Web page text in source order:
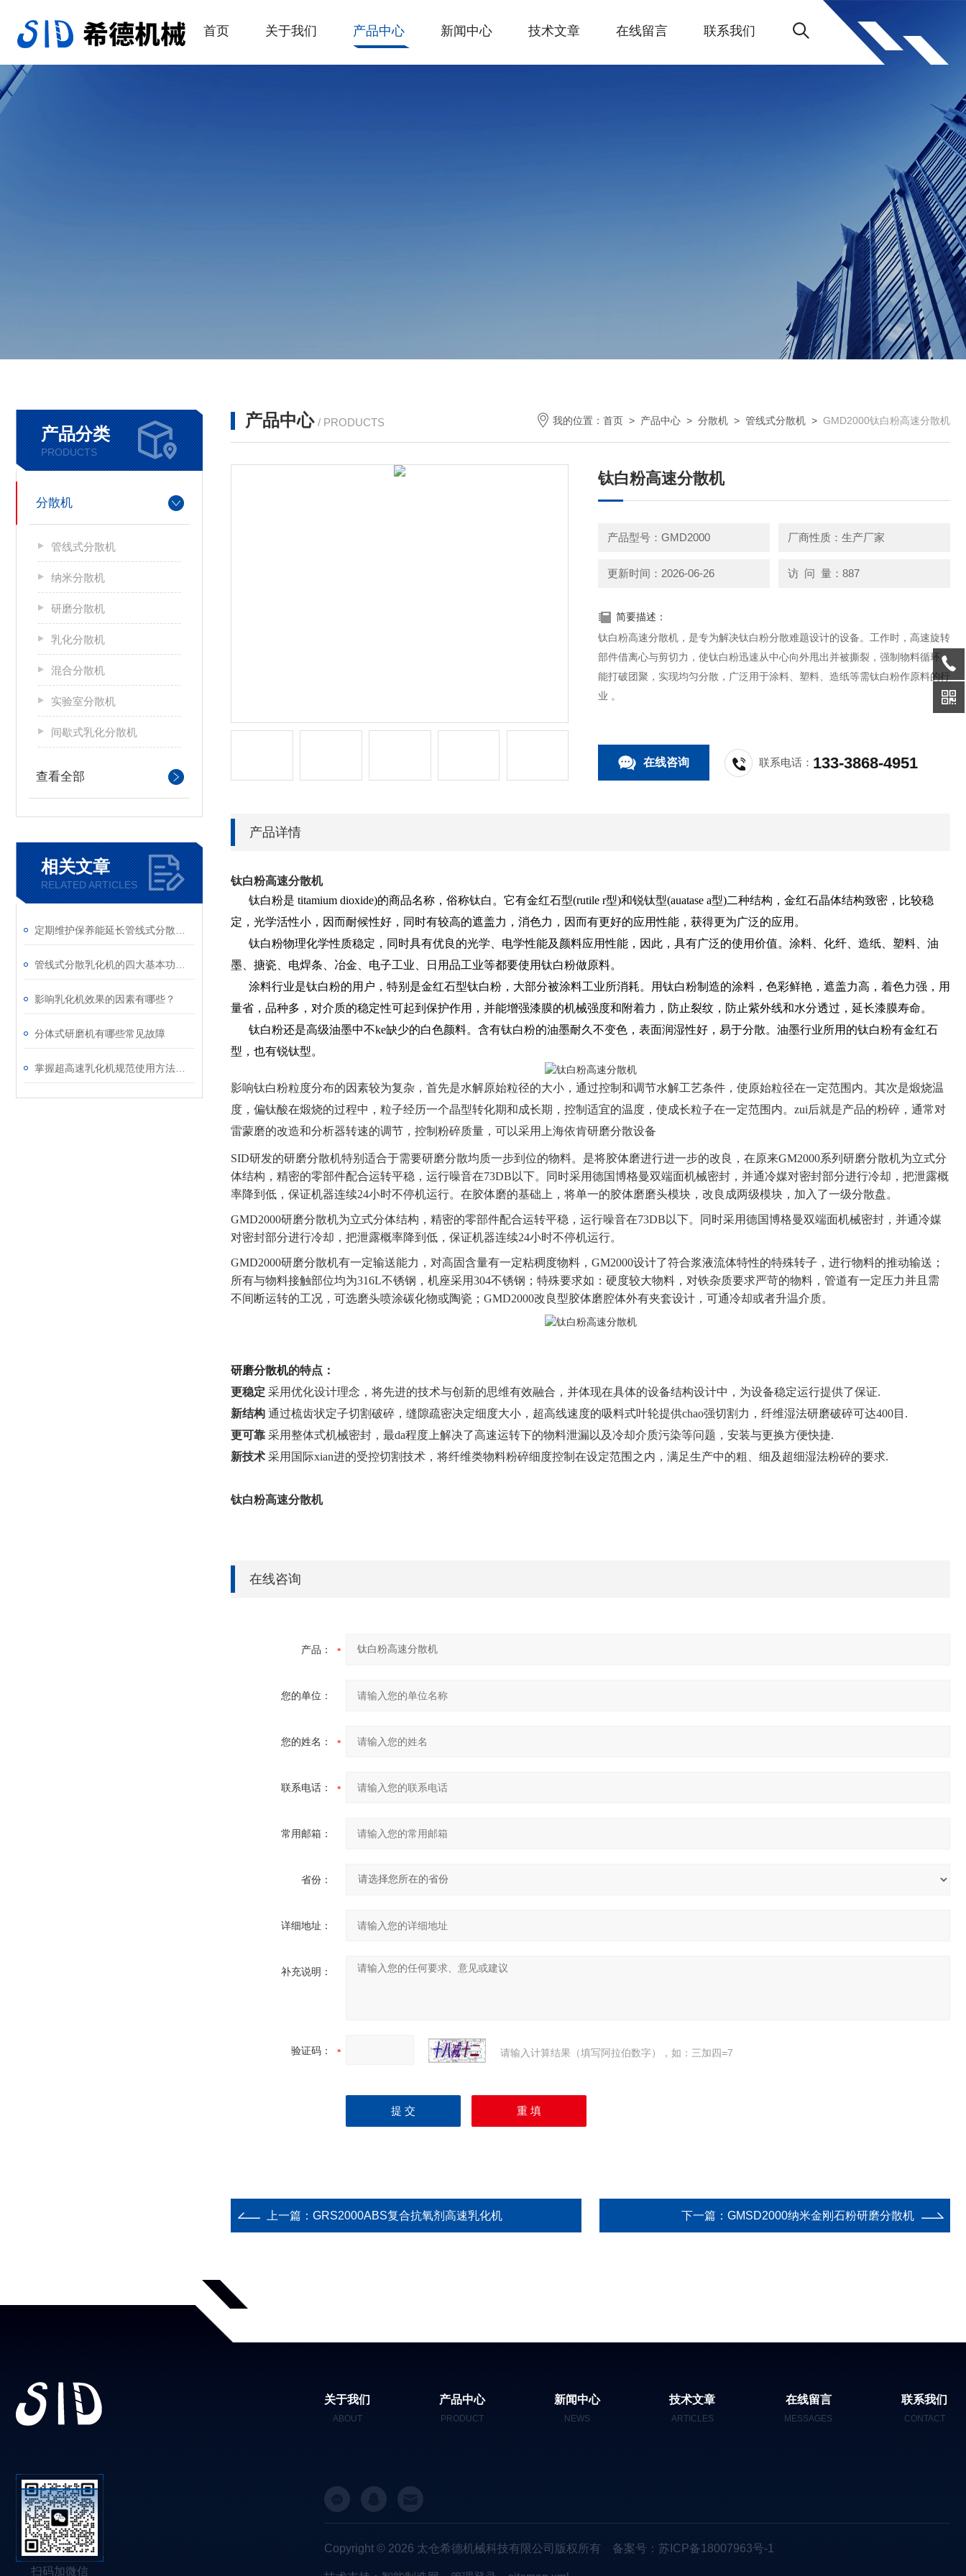
首页 关于我们 产品中心 新闻中心 技术文章 在线留言 联系我们
产品分类
PRODUCTS
分散机
管线式分散机
纳米分散机
研磨分散机
乳化分散机
混合分散机
实验室分散机
间歇式乳化分散机
查看全部
相关文章
RELATED ARTICLES
影响乳化机效果的因素有哪些？
分体式研磨机有哪些常见故障
产品中心 / PRODUCTS 我的位置： 首页 > 产品中心 > 分散机 > 管线式分散机 > GMD2000钛白粉高速分散机
钛白粉高速分散机
产品型号：GMD2000 厂商性质：生产厂家
更新时间：2026-06-26 访 问 量：887
简要描述：
钛白粉高速分散机，是专为解决钛白粉分散难题设计的设备。工作时，高速旋转
部件借离心与剪切力，使钛白粉迅速从中心向外甩出并被撕裂，强制物料循环。
能打破团聚，实现均匀分散，广泛用于涂料、塑料、造纸等需钛白粉作原料的行
业 。
在线咨询 联系电话： 133-3868-4951
产品详情
钛白粉高速分散机
钛白粉是 titamium dioxide)的商品名称，俗称钛白。它有金红石型(rutile r型)和锐钛型(auatase a型)二种结构，金红石晶体结构致密，比较稳
定，光学活性小，因而耐候性好，同时有较高的遮盖力，消色力，因而有更好的应用性能，获得更为广泛的应用。
钛白粉物理化学性质稳定，同时具有优良的光学、电学性能及颜料应用性能，因此，具有广泛的使用价值。涂料、化纤、造纸、塑料、油
墨、搪瓷、电焊条、冶金、电子工业、日用品工业等都要使用钛白粉做原料。
涂料行业是钛白粉的用户，特别是金红石型钛白粉，大部分被涂料工业所消耗。用钛白粉制造的涂料，色彩鲜艳，遮盖力高，着色力强，用
量省，品种多，对介质的稳定性可起到保护作用，并能增强漆膜的机械强度和附着力，防止裂纹，防止紫外线和水分透过，延长漆膜寿命。
钛白粉还是高级油墨中不ke缺少的白色颜料。含有钛白粉的油墨耐久不变色，表面润湿性好，易于分散。油墨行业所用的钛白粉有金红石
型，也有锐钛型。
影响钛白粉粒度分布的因素较为复杂，首先是水解原始粒径的大小，通过控制和调节水解工艺条件，使原始粒径在一定范围内。其次是煅烧温
度，偏钛酸在煅烧的过程中，粒子经历一个晶型转化期和成长期，控制适宜的温度，使成长粒子在一定范围内。zui后就是产品的粉碎，通常对
雷蒙磨的改造和分析器转速的调节，控制粉碎质量，可以采用上海依肯研磨分散设备
SID研发的研磨分散机特别适合于需要研磨分散均质一步到位的物料。是将胶体磨进行进一步的改良，在原来GM2000系列研磨分散机为立式分
体结构，精密的零部件配合运转平稳，运行噪音在73DB以下。同时采用德国博格曼双端面机械密封，并通冷媒对密封部分进行冷却，把泄露概
率降到低，保证机器连续24小时不停机运行。在胶体磨的基础上，将单一的胶体磨磨头模块，改良成两级模块，加入了一级分散盘。
GMD2000研磨分散机为立式分体结构，精密的零部件配合运转平稳，运行噪音在73DB以下。同时采用德国博格曼双端面机械密封，并通冷媒
对密封部分进行冷却，把泄露概率降到低，保证机器连续24小时不停机运行。
GMD2000研磨分散机有一定输送能力，对高固含量有一定粘稠度物料，GM2000设计了符合浆液流体特性的特殊转子，进行物料的推动输送；
所有与物料接触部位均为316L不锈钢，机座采用304不锈钢；特殊要求如：硬度较大物料，对铁杂质要求严苛的物料，管道有一定压力并且需
不间断运转的工况，可选磨头喷涂碳化物或陶瓷；GMD2000改良型胶体磨腔体外有夹套设计，可通冷却或者升温介质。
研磨分散机的特点：
更稳定 采用优化设计理念，将先进的技术与创新的思维有效融合，并体现在具体的设备结构设计中，为设备稳定运行提供了保证.
新结构 通过梳齿状定子切割破碎，缝隙疏密决定细度大小，超高线速度的吸料式叶轮提供chao强切割力，纤维湿法研磨破碎可达400目.
更可靠 采用整体式机械密封，最da程度上解决了高速运转下的物料泄漏以及冷却介质污染等问题，安装与更换方便快捷.
新技术 采用国际xian进的受控切割技术，将纤维类物料粉碎细度控制在设定范围之内，满足生产中的粗、细及超细湿法粉碎的要求.
钛白粉高速分散机
在线咨询
产品：
您的单位：
您的姓名：
联系电话：
常用邮箱：
省份：
详细地址：
补充说明：
验证码： 请输入计算结果（填写阿拉伯数字），如：三加四=7
上一篇： GRS2000ABS复合抗氧剂高速乳化机 下一篇： GMSD2000纳米金刚石粉研磨分散机
扫码加微信
关于我们
ABOUT
产品中心
PRODUCT
新闻中心
NEWS
技术文章
ARTICLES
在线留言
MESSAGES
联系我们
CONTACT
Copyright © 2026 太仓希德机械科技有限公司版权所有 备案号：苏ICP备18007963号-1